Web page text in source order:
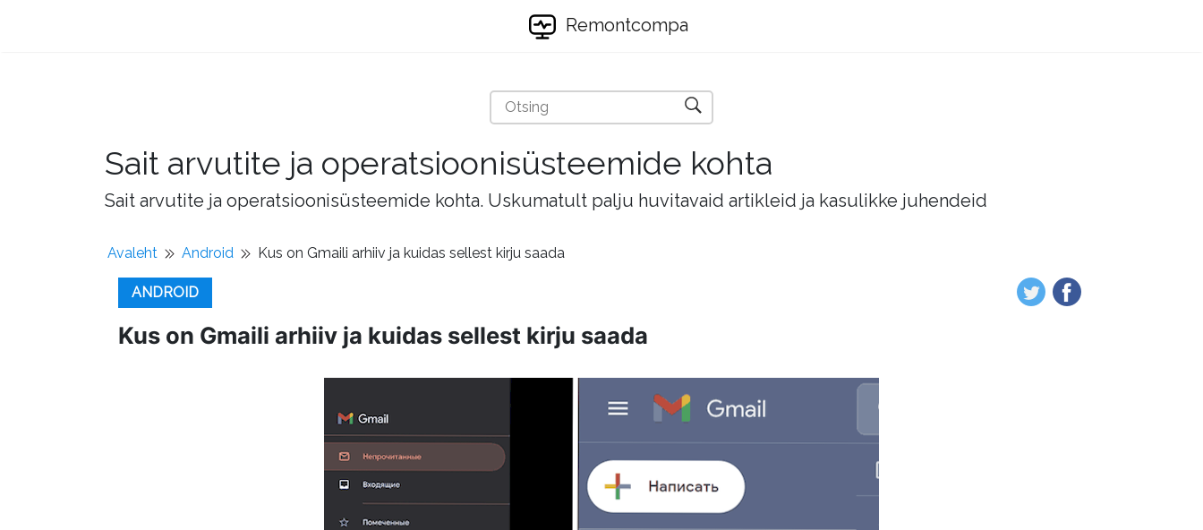
Remontcompa
Sait arvutite ja operatsioonisüsteemide kohta
Sait arvutite ja operatsioonisüsteemide kohta. Uskumatult palju huvitavaid artikleid ja kasulikke juhendeid
Avaleht Android Kus on Gmaili arhiiv ja kuidas sellest kirju saada
ANDROID
Kus on Gmaili arhiiv ja kuidas sellest kirju saada